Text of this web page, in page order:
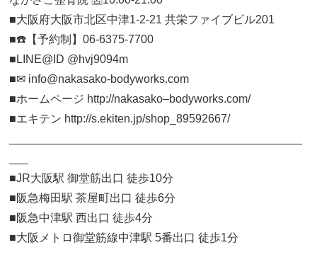
■大阪府大阪市北区中津1-2-21 共栄ファイブビル201
■☎️【予約制】06-6375-7700
■LINE@ID @hvj9094m
■✉︎ info@nakasako-bodyworks.com
■ホームページ http://nakasako–bodyworks.com/
■エキテン http://s.ekiten.jp/shop_89592667/
■JR大阪駅 御堂筋出口 徒歩10分
■阪急梅田駅 茶屋町出口 徒歩6分
■阪急中津駅 西出口 徒歩4分
■大阪メトロ御堂筋線中津駅 5番出口 徒歩1分